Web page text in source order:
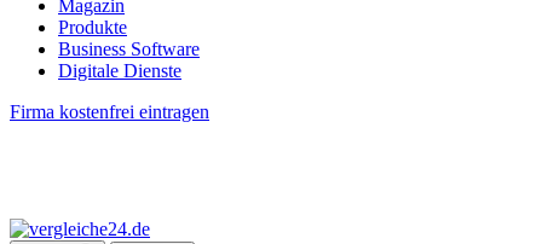
Magazin
Produkte
Business Software
Digitale Dienste
Firma kostenfrei eintragen